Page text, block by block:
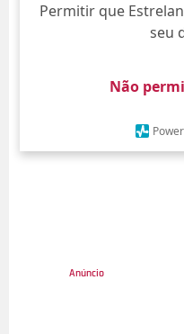
Permitir que
seu
Não